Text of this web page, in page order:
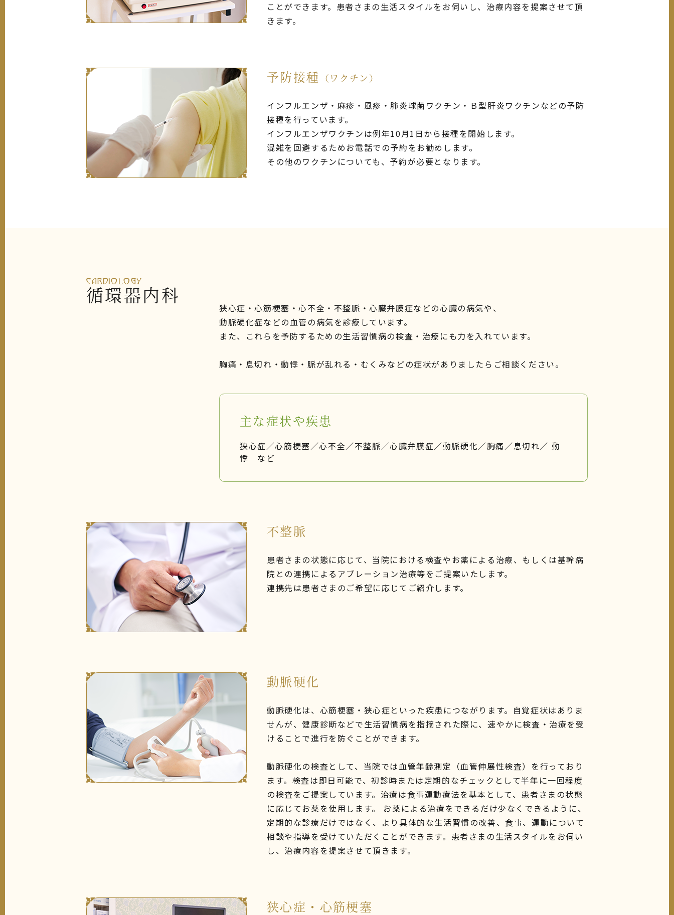
ことができます。患者さまの生活スタイルをお伺いし、治療内容を提案させて頂
きます。
予防接種 （ワクチン）
インフルエンザ・麻疹・風疹・肺炎球菌ワクチン・Ｂ型肝炎ワクチンなどの予防
接種を行っています。
インフルエンザワクチンは例年10月1日から接種を開始します。
混雑を回避するためお電話での予約をお勧めします。
その他のワクチンについても、予約が必要となります。
CARDIOLOGY
循環器内科
狭心症・心筋梗塞・心不全・不整脈・心臓弁膜症などの心臓の病気や、
動脈硬化症などの血管の病気を診療しています。
また、これらを予防するための生活習慣病の検査・治療にも力を入れています。
胸痛・息切れ・動悸・脈が乱れる・むくみなどの症状がありましたらご相談ください。
主な症状や疾患
狭心症／心筋梗塞／心不全／不整脈／心臓弁膜症／動脈硬化／胸痛／息切れ／ 動
悸 など
不整脈
患者さまの状態に応じて、当院における検査やお薬による治療、もしくは基幹病
院との連携によるアブレーション治療等をご提案いたします。
連携先は患者さまのご希望に応じてご紹介します。
動脈硬化
動脈硬化は、心筋梗塞・狭心症といった疾患につながります。自覚症状はありま
せんが、健康診断などで生活習慣病を指摘された際に、速やかに検査・治療を受
けることで進行を防ぐことができます。
動脈硬化の検査として、当院では血管年齢測定（血管伸展性検査）を行っており
ます。検査は即日可能で、初診時または定期的なチェックとして半年に一回程度
の検査をご提案しています。治療は食事運動療法を基本として、患者さまの状態
に応じてお薬を使用します。 お薬による治療をできるだけ少なくできるように、
定期的な診療だけではなく、より具体的な生活習慣の改善、食事、運動について
相談や指導を受けていただくことができます。患者さまの生活スタイルをお伺い
し、治療内容を提案させて頂きます。
狭心症・心筋梗塞